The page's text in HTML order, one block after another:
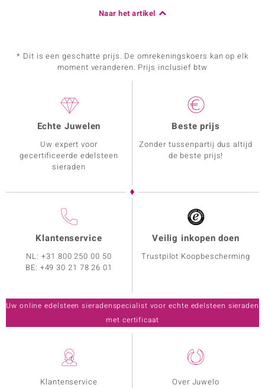
Naar het artikel
* Dit is een geschatte prijs. De omrekeningskoers kan op elk
moment veranderen. Prijs inclusief btw
Klantenservice
Over Juwelo
Echte Juwelen
Uw expert voor
gecertificeerde edelsteen
sieraden
Beste prijs
Zonder tussenpartij dus altijd
de beste prijs!
Klantenservice
NL:+31 800 250 00 50
BE: +49 30 21 78 26 01
Veilig inkopen doen
Trustpilot Koopbescherming
Uw online edelsteen sieradenspecialist voor echte edelsteen sieraden
met certificaat